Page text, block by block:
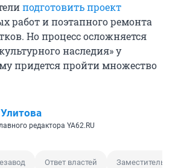
подготовить проект
работ и поэтапного ремонта
Но процесс осложняется
наследия» у
придется пройти множество
редактора YA62.RU
Ответ властей Заместитель